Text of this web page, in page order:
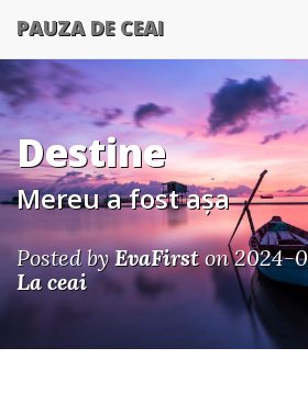
PAUZA DE CEAI
Destine
Mereu a fost așa
Posted byEvaFirston 2024-
La ceai